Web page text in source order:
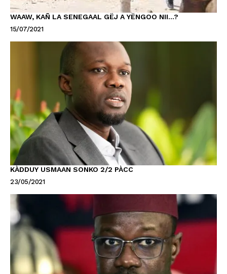
WAAW, KAÑ LA SENEGAAL GËJ A YËNGOO NII…?
15/07/2021
KÀDDUY USMAAN SONKO 2/2 PÀCC
23/05/2021